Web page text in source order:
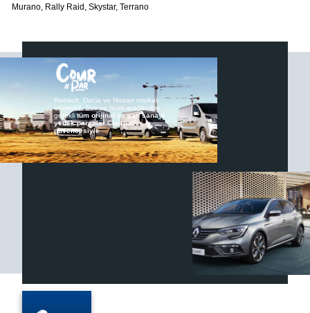
©2024 Courpar Otomotiv & Yedek Parça
Murano, Rally Raid, Skystar, Terrano
Renault, Dacia ve Nissan markalı
otomobil, Suv ve ticari araçlar için
gereklitüm orijinal ve yan sanayi
yedek parçalar Courpar
güvencesiyle